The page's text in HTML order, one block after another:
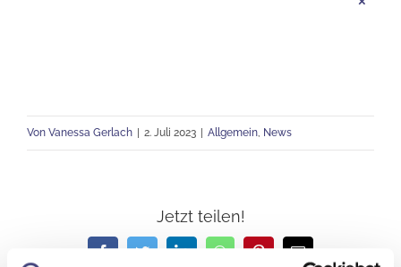
Von Vanessa Gerlach 2. Juli 2023 Allgemein, News
Jetzt teilen!
FacebookTwitterLinkedInWhatsAppPinterest
E-